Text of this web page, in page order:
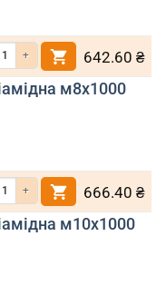
Шпилька метрична
642.60 ₴
м8х1000
Шпилька метрична
666.40 ₴
м10х1000